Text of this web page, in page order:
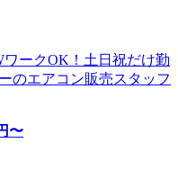
ワークOK！土日祝だけ勤
のエアコン販売スタッフ
〜